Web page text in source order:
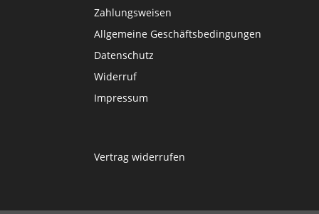
Zahlungsweisen
Allgemeine Geschäftsbedingungen
Datenschutz
Widerruf
Impressum
Vertrag widerrufen